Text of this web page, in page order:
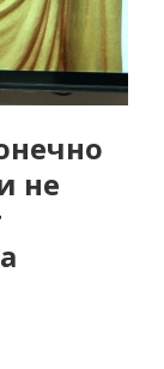
не